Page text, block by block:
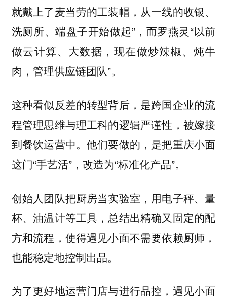
就戴上了麦当劳的工装帽，从一线的收银、
洗厕所、端盘子开始做起”，而罗燕灵“以前
做云计算、大数据，现在做炒辣椒、炖牛
肉，管理供应链团队”。
这种看似反差的转型背后，是跨国企业的流
程管理思维与理工科的逻辑严谨性，被嫁接
到餐饮运营中。他们要做的，是把重庆小面
这门“手艺活”，改造为“标准化产品”。
创始人团队把厨房当实验室，用电子秤、量
杯、油温计等工具，总结出精确又固定的配
方和流程，使得遇见小面不需要依赖厨师，
也能稳定地控制出品。
为了更好地运营门店与进行品控，遇见小面